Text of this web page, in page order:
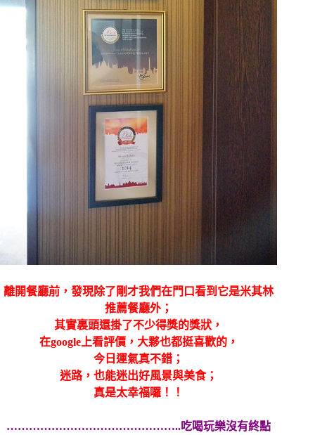
離開餐廳前，發現除了剛才我們在門口看到它是米其林
推薦餐廳外；
其實裏頭還掛了不少得獎的獎狀，
在google上看評價，大夥也都挺喜歡的，
今日運氣真不錯；
迷路，也能迷出好風景與美食；
真是太幸福囉！！
………………………………………..吃喝玩樂沒有終點